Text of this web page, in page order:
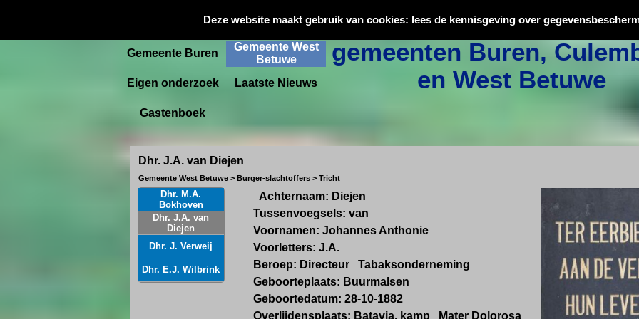
Deze website maakt gebruik van cookies: lees de kennisgeving over
Oorlogsslachtoffers
gemeenten Buren,
en West Betuwe
Gemeente
Culemborg
Gemeente Buren
Gemeente West
Betuwe
Eigen onderzoek
Laatste Nieuws
Gastenboek
Dhr. J.A. van Diejen
Gemeente West Betuwe > Burger-slachtoffers > Tricht
Achternaam: Diejen
Tussenvoegsels: van
Voornamen: Johannes Anthonie
Voorletters: J.A.
Beroep: Directeur Tabaksonderneming
Geboorteplaats: Buurmalsen
Geboortedatum: 28-10-1882
Overlijdensplaats: Batavia, kamp Mater Dolorosa
Dhr. M.A.
Bokhoven
Dhr. J.A. van
Diejen
Dhr. J. Verweij
Dhr. E.J. Wilbrink